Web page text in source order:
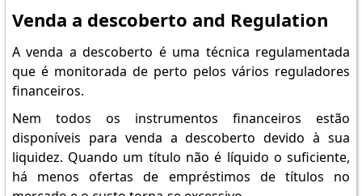
Venda a descoberto and Regulation
A venda a descoberto é uma técnica regulamentada
que é monitorada de perto pelos vários reguladores
financeiros.
Nem todos os instrumentos financeiros estão
disponíveis para venda a descoberto devido à sua
liquidez. Quando um título não é líquido o suficiente,
há menos ofertas de empréstimos de títulos no